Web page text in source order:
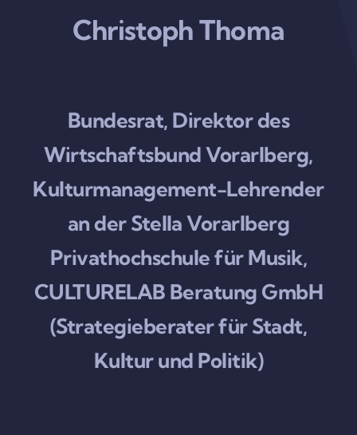
Christoph Thoma
Bundesrat, Direktor des
Wirtschaftsbund Vorarlberg,
Kulturmanagement-Lehrender
an der Stella Vorarlberg
Privathochschule für Musik,
CULTURELAB Beratung GmbH
(Strategieberater für Stadt,
Kultur und Politik)